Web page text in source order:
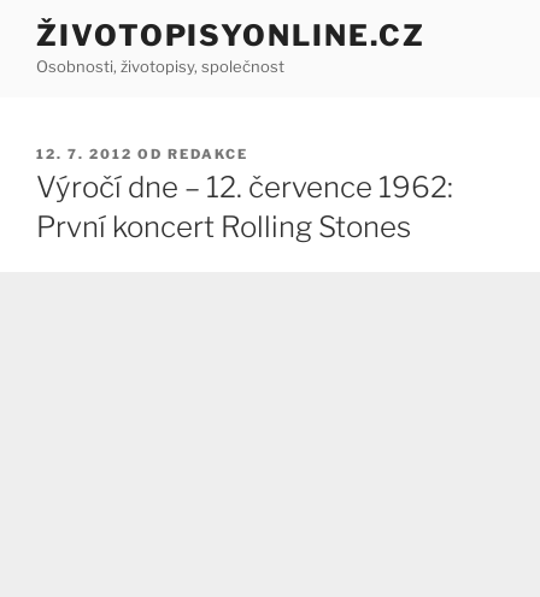
Přejít
obsahu
ŽIVOTOPISYONLINE.CZ
Osobnosti, životopisy, společnost
PUBLIKOVÁNO
12. 7. 2012 OD REDAKCE
Výročí dne – 12. července 1962:
První koncert Rolling Stones